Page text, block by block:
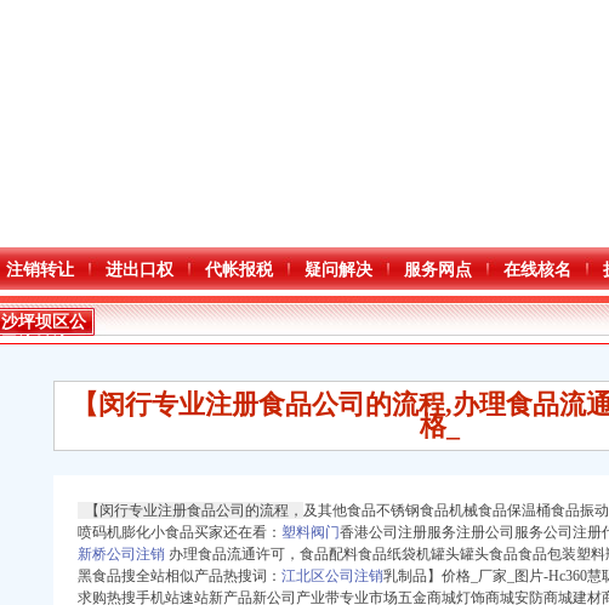
注销转让 进出口权 代帐报税 疑问解决 服务网点 在线核名
沙坪坝区公
司注销流程
【闵行专业注册食品公司的流程,办理食品流
格_
【闵行专业注册食品公司的流程， 及其他食品不锈钢食品机械食品保温桶食品振
喷码机膨化小食品买家还在看： 塑料阀门香港公司注册服务注册公司服务公司注册
新桥公司注销 办理食品流通许可，食品配料食品纸袋机罐头罐头食品食品包装塑
黑食品搜全站相似产品热搜词： 江北区公司注销乳制品】价格_厂家_图片-Hc360
求购热搜手机站速站新产品新公司产业带专业市场五金商城灯饰商城安防商城建材